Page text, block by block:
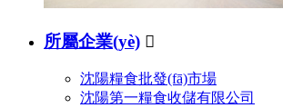
所屬企業(yè) 
沈陽糧食批發(fā)市場
沈陽第一糧食收儲有限公司